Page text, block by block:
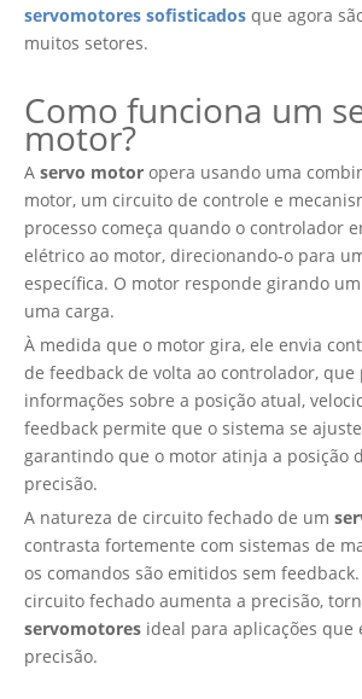
servomotores sofisticados que agora
muitos setores.
Como funciona um
motor?
A servo motor opera usando uma
motor, um circuito de controle e
processo começa quando o controlador
elétrico ao motor, direcionando-o para
específica. O motor responde girando
uma carga.
À medida que o motor gira, ele envia
de feedback de volta ao controlador,
informações sobre a posição atual,
feedback permite que o sistema se
garantindo que o motor atinja a posição
precisão.
A natureza de circuito fechado de um
contrasta fortemente com sistemas de
os comandos são emitidos sem
circuito fechado aumenta a precisão,
servomotores ideal para aplicações que
precisão.